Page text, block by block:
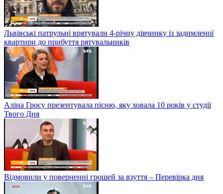
Львівські патрульні врятували 4-річну дівчинку із задимленої
квартири до прибуття рятувальників
Аліна Гросу презентувала пісню, яку ховала 10 років у студії
Твого Дня
Відмовили у поверненні грошей за взуття – Перевірка дня